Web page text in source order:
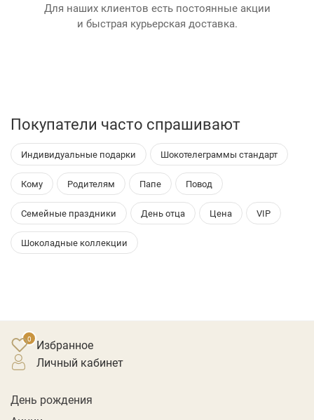
Для наших клиентов есть постоянные акции
и быстрая курьерская доставка.
Покупатели часто спрашивают
Индивидуальные подарки Шокотелеграммы стандарт
Кому Родителям Папе Повод
Семейные праздники День отца Цена VIP
Шоколадные коллекции
Избранное
личный кабинет
День рождения